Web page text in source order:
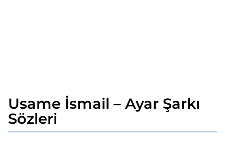
2
a
y
a
Usame İsmail – Ayar Şarkı
Sözleri